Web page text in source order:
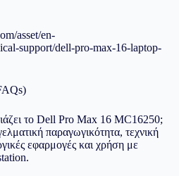
asset/en-
support/dell-pro-max-16-laptop-
το Dell Pro Max 16 MC16250;
παραγωγικότητα, τεχνική
εφαρμογές και χρήση με